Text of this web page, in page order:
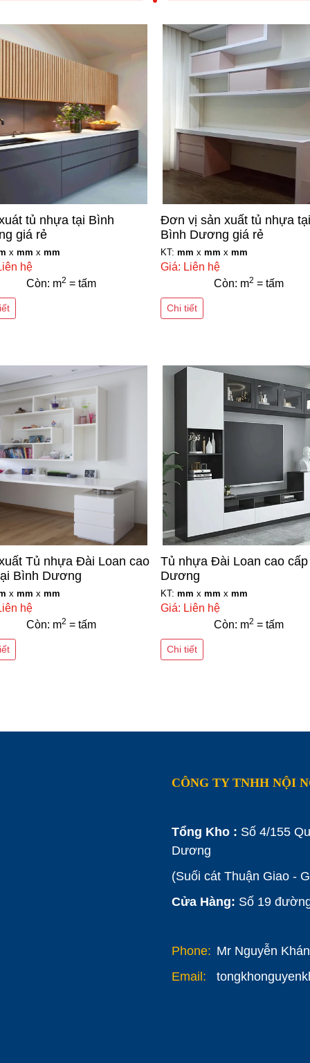
tủ nhựa tại Bình
giá rẻ
x mm x mm
hệ
Còn: m2 = tấm
Đơn vị sản xuất tủ nhựa tại
Bình Dương giá rẻ
KT: mm x mm x mm
Giá: Liên hệ
Còn: m2 = tấm
Chi tiết
Tủ nhựa Đài Loan cao
Bình Dương
x mm x mm
hệ
Còn: m2 = tấm
Tủ nhựa Đài Loan cao
Dương
KT: mm x mm x mm
Giá: Liên hệ
Còn: m2 = tấm
Chi tiết
CÔNG TY TNHH NỘI
Tổng Kho : Số 4/155
Dương
(Suối cát Thuận Giao -
Cửa Hàng: Số 19
Phone: Mr Nguyễn
Email: